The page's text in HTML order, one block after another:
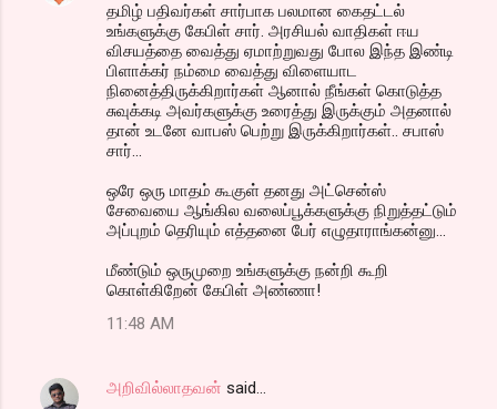
தமிழ் பதிவர்கள் சார்பாக பலமான கைதட்டல்
உங்களுக்கு கேபிள் சார். அரசியல் வாதிகள் ஈய
விசயத்தை வைத்து ஏமாற்றுவது போல இந்த இண்டி
பிளாக்கர் நம்மை வைத்து விளையாட
நினைத்திருக்கிறார்கள் ஆனால் நீங்கள் கொடுத்த
சுவுக்கடி அவர்களுக்கு உரைத்து இருக்கும் அதனால்
தான் உடனே வாபஸ் பெற்று இருக்கிறார்கள்.. சபாஸ்
சார்...
ஒரே ஒரு மாதம் கூகுள் தனது அட்சென்ஸ்
சேவையை ஆங்கில வலைப்பூக்களுக்கு நிறுத்தட்டும்
அப்புறம் தெரியும் எத்தனை பேர் எழுதாராங்கன்னு...
மீண்டும் ஒருமுறை உங்களுக்கு நன்றி கூறி
கொள்கிறேன் கேபிள் அண்ணா!
11:48 AM
அறிவில்லாதவன் said…